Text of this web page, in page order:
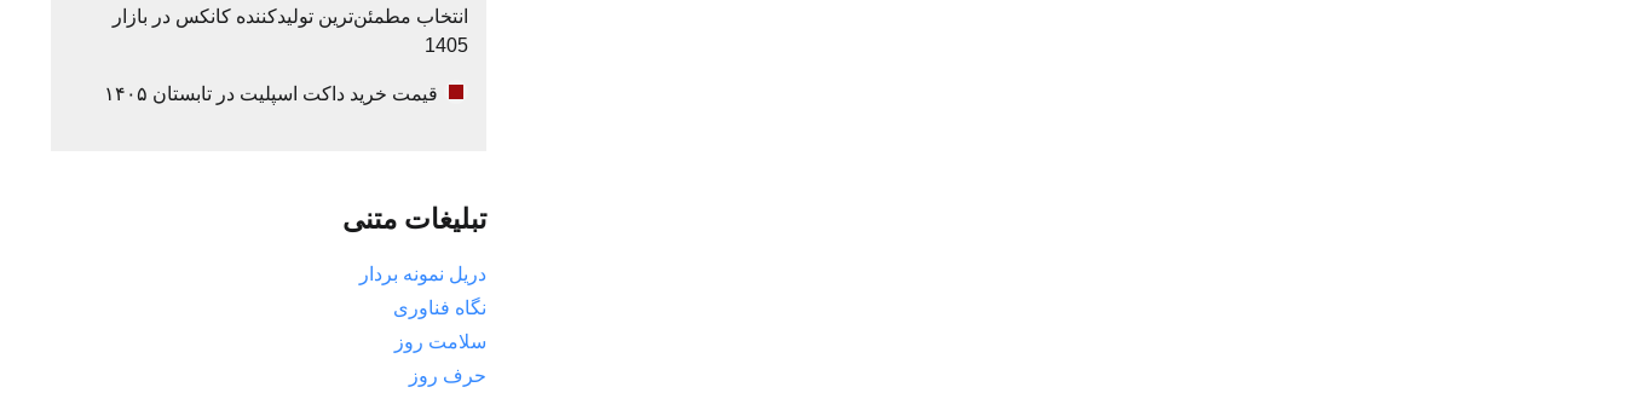
انتخاب مطمئن‌ترین تولیدکننده کانکس در بازار
1405
قیمت خرید داکت اسپلیت در تابستان ۱۴۰۵
تبلیغات متنی
دریل نمونه بردار
نگاه فناوری
سلامت روز
حرف روز